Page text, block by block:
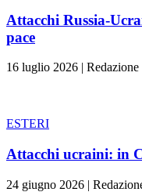
Attacchi Russia-
pace
16 luglio 2026 | Redazione
ESTERI
Attacchi ucraini: in
24 giugno 2026 |